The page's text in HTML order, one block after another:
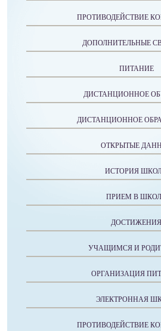
ПРОТИВОДЕЙСТВИЕ
ДОПОЛНИТЕЛЬНЫЕ
ПИТАНИЕ
ДИСТАНЦИОННОЕ
ДИСТАНЦИОННОЕ
ОТКРЫТЫЕ
ИСТОРИЯ
ПРИЕМ В
ДОСТИЖЕНИЯ
УЧАЩИМСЯ И
ОРГАНИЗАЦИЯ
ЭЛЕКТРОННАЯ
ПРОТИВОДЕЙСТВИЕ